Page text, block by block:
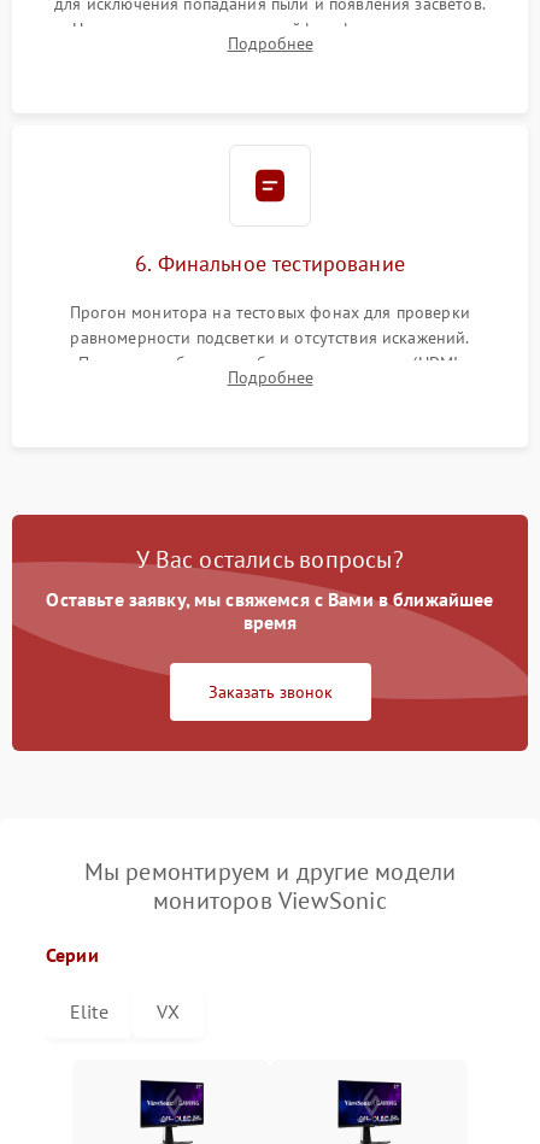
Надежное подключение шлейфов, фиксация плат и
аккуратное защелкивание пластикового корпуса монитора.
Подробнее
6. Финальное тестирование
Прогон монитора на тестовых фонах для проверки
равномерности подсветки и отсутствия искажений.
Проверка работоспособности всех портов (HDMI,
DisplayPort, VGA) и кнопок управления под нагрузкой в
Подробнее
У Вас остались вопросы?
Оставьте заявку, мы свяжемся с Вами в ближайшее
время
Заказать звонок
Мы ремонтируем и другие модели
мониторов ViewSonic
Серии
Elite VX